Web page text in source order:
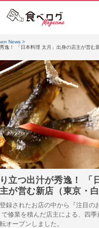
News
逸！ 「日本料理 太月」出身の店主が営む
立つ出汁が秀逸！ 「
が営む新店（東京・白
録されたお店の中から『注目の
修業を積んだ店主による、四季
オープンしました。